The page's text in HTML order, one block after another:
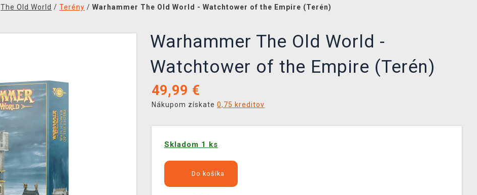
The Old World / Terény / Warhammer The Old World - Watchtower of the Empire (Terén)
Warhammer The Old World -
Watchtower of the Empire (Terén)
49,99 €
Nákupom získate 0,75 kreditov
Skladom 1 ks
Do košíka